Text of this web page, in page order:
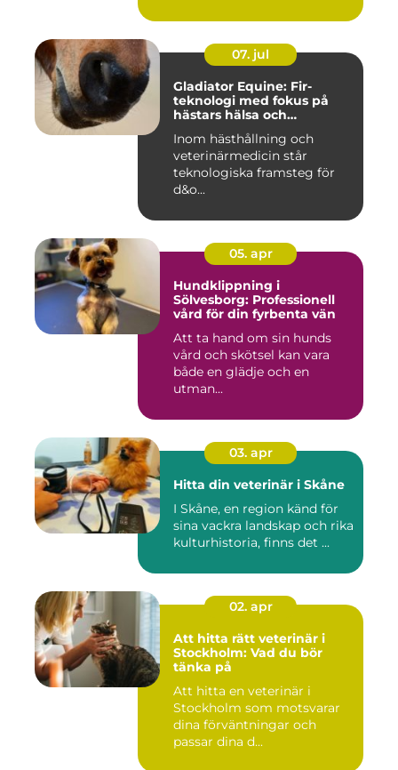
07. jul
Gladiator Equine: Fir-
teknologi med fokus på
hästars hälsa och
Inom hästhållning och
veterinärmedicin står
teknologiska framsteg för
d&o...
05. apr
Hundklippning i
Sölvesborg: Professionell
vård för din fyrbenta vän
Att ta hand om sin hunds
vård och skötsel kan vara
både en glädje och en
utman...
03. apr
Hitta din veterinär i Skåne
I Skåne, en region känd för
sina vackra landskap och rika
kulturhistoria, finns det ...
02. apr
Att hitta rätt veterinär i
Stockholm: Vad du bör
tänka på
Att hitta en veterinär i
Stockholm som motsvarar
dina förväntningar och
passar dina d...